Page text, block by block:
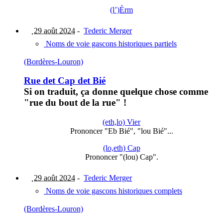
(l’)Èrm
29 août 2024 - Tederic Merger
Noms de voie gascons historiques partiels
(Bordères-Louron)
Rue det Cap det Bié
Si on traduit, ça donne quelque chose comme
"rue du bout de la rue" !
(eth,lo) Vier
Prononcer "Eb Bié", "lou Bié"...
(lo,eth) Cap
Prononcer "(lou) Cap".
29 août 2024 - Tederic Merger
Noms de voie gascons historiques complets
(Bordères-Louron)